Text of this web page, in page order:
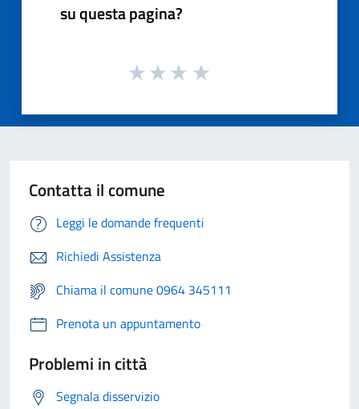
su questa pagina?
Contatta il comune
Leggi le domande frequenti
Richiedi Assistenza
Chiama il comune 0964 345111
Prenota un appuntamento
Problemi in città
Segnala disservizio